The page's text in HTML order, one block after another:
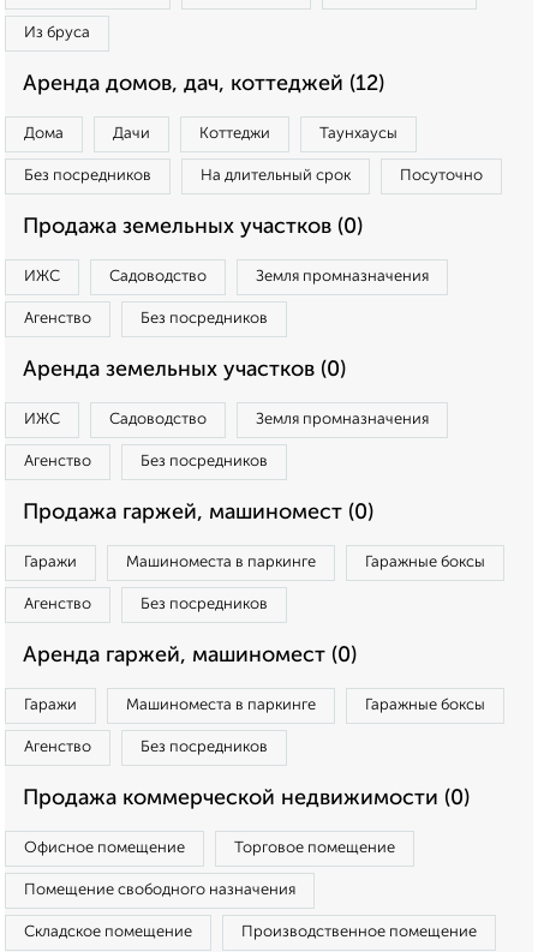
Из бруса
Аренда домов, дач, коттеджей (12)
Дома Дачи Коттеджи Таунхаусы
Без посредников На длительный срок Посуточно
Продажа земельных участков (0)
ИЖС Садоводство Земля промназначения
Агенство Без посредников
Аренда земельных участков (0)
ИЖС Садоводство Земля промназначения
Агенство Без посредников
Продажа гаржей, машиномест (0)
Гаражи Машиноместа в паркинге Гаражные боксы
Агенство Без посредников
Аренда гаржей, машиномест (0)
Гаражи Машиноместа в паркинге Гаражные боксы
Агенство Без посредников
Продажа коммерческой недвижимости (0)
Офисное помещение Торговое помещение
Помещение свободного назначения
Складское помещение Производственное помещение